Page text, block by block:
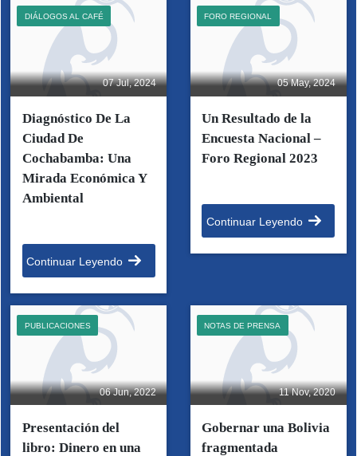
07 Jul, 2024
DIÁLOGOS AL CAFÉ
Diagnóstico De La
Ciudad De
Cochabamba: Una
Mirada Económica Y
Ambiental
Continuar Leyendo
05 May, 2024
FORO REGIONAL
Un Resultado de la
Encuesta Nacional –
Foro Regional 2023
Continuar Leyendo
06 Jun, 2022
PUBLICACIONES
Presentación del
libro: Dinero en una
11 Nov, 2020
NOTAS DE PRENSA
Gobernar una Bolivia
fragmentada